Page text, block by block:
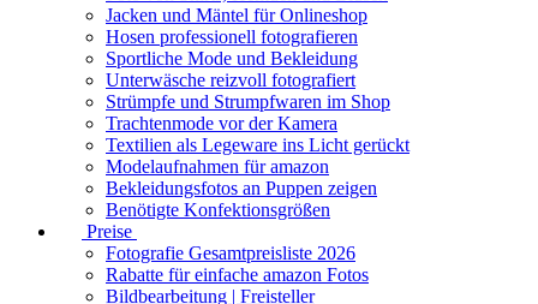
Jacken und Mäntel für Onlineshop
Hosen professionell fotografieren
Sportliche Mode und Bekleidung
Unterwäsche reizvoll fotografiert
Strümpfe und Strumpfwaren im Shop
Trachtenmode vor der Kamera
Textilien als Legeware ins Licht gerückt
Modelaufnahmen für amazon
Bekleidungsfotos an Puppen zeigen
Benötigte Konfektionsgrößen
Preise
Fotografie Gesamtpreisliste 2026
Rabatte für einfache amazon Fotos
Bildbearbeitung | Freisteller